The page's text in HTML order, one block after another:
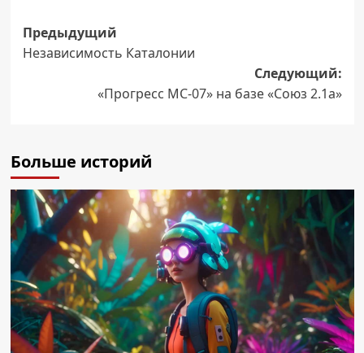
Навигация
записи
Предыдущий
Независимость Каталонии
Следующий:
«Прогресс МС-07» на базе «Союз 2.1а»
Больше историй